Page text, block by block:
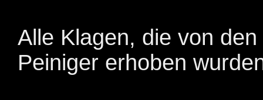
Alle Klagen, die von
Peiniger erhoben